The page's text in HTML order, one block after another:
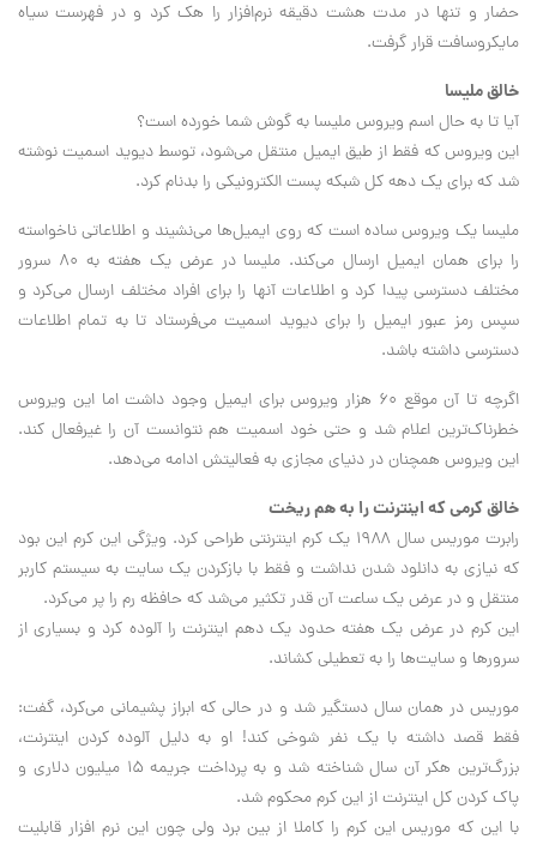
حضار و تنها در مدت هشت دقیقه نرم‌افزار را هک کرد و در فهرست سیاه
مایکروسافت قرار گرفت.
خالق ملیسا
آیا تا به حال اسم ویروس ملیسا به گوش شما خورده است؟
این ویروس که فقط از طیق ایمیل منتقل می‌شود، توسط دیوید اسمیت نوشته
شد که برای یک دهه کل شبکه پست الکترونیکی را بدنام کرد.
ملیسا یک ویروس ساده است که روی ایمیل‌ها می‌نشیند و اطلاعاتی ناخواسته
را برای همان ایمیل ارسال می‌کند. ملیسا در عرض یک هفته به ۸۰ سرور
مختلف دسترسی پیدا کرد و اطلاعات آنها را برای افراد مختلف ارسال می‌کرد و
سپس رمز عبور ایمیل را برای دیوید اسمیت می‌فرستاد تا به تمام اطلاعات
دسترسی داشته باشد.
اگرچه تا آن موقع ۶۰ هزار ویروس برای ایمیل وجود داشت اما این ویروس
خطرناک‌ترین اعلام شد و حتی خود اسمیت هم نتوانست آن را غیرفعال کند.
این ویروس همچنان در دنیای مجازی به فعالیتش ادامه می‌دهد.
خالق کرمی که اینترنت را به هم ریخت
رابرت موریس سال ۱۹۸۸ یک کرم اینترنتی طراحی کرد. ویژگی این کرم این بود
که نیازی به دانلود شدن نداشت و فقط با بازکردن یک سایت به سیستم کاربر
منتقل و در عرض یک ساعت آن قدر تکثیر می‌شد که حافظه رم را پر می‌کرد.
این کرم در عرض یک هفته حدود یک دهم اینترنت را آلوده کرد و بسیاری از
سرورها و سایت‌ها را به تعطیلی کشاند.
موریس در همان سال دستگیر شد و در حالی که ابراز پشیمانی می‌کرد، گفت:
فقط قصد داشته با یک نفر شوخی کند! او به دلیل آلوده کردن اینترنت،
بزرگ‌ترین هکر آن سال شناخته شد و به پرداخت جریمه ۱۵ میلیون دلاری و
پاک کردن کل اینترنت از این کرم محکوم شد.
با این که موریس اين کرم را کاملا از بین برد ولی چون این نرم افزار قابلیت